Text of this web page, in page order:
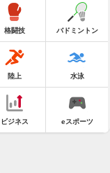
格闘技 バドミントン
陸上 水泳
ビジネス eスポーツ